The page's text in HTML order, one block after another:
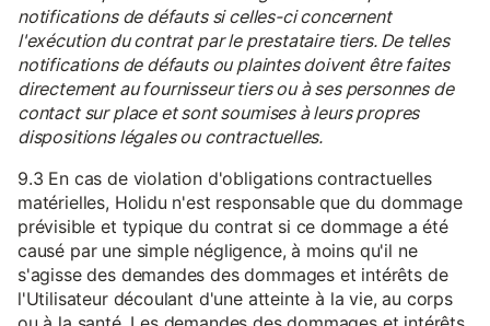
notifications de défauts si celles-ci concernent
l'exécution du contrat par le prestataire tiers. De telles
notifications de défauts ou plaintes doivent être faites
directement au fournisseur tiers ou à ses personnes de
contact sur place et sont soumises à leurs propres
dispositions légales ou contractuelles.
9.3 En cas de violation d'obligations contractuelles
matérielles, Holidu n'est responsable que du dommage
prévisible et typique du contrat si ce dommage a été
causé par une simple négligence, à moins qu'il ne
s'agisse des demandes des dommages et intérêts de
l'Utilisateur découlant d'une atteinte à la vie, au corps